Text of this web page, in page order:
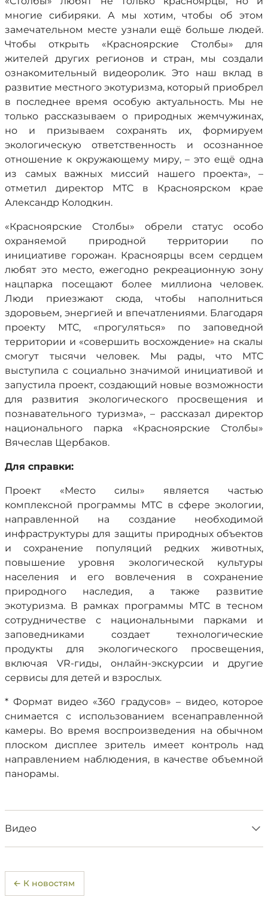
многие сибиряки. А мы хотим, чтобы об этом
замечательном месте узнали ещё больше людей.
Чтобы открыть «Красноярские Столбы» для
жителей других регионов и стран, мы создали
ознакомительный видеоролик. Это наш вклад в
развитие местного экотуризма, который приобрел
в последнее время особую актуальность. Мы не
только рассказываем о природных жемчужинах,
но и призываем сохранять их, формируем
экологическую ответственность и осознанное
отношение к окружающему миру, – это ещё одна
из самых важных миссий нашего проекта», –
отметил директор МТС в Красноярском крае
Александр Колодкин.
«Красноярские Столбы» обрели статус особо
охраняемой природной территории по
инициативе горожан. Красноярцы всем сердцем
любят это место, ежегодно рекреационную зону
нацпарка посещают более миллиона человек.
Люди приезжают сюда, чтобы наполниться
здоровьем, энергией и впечатлениями. Благодаря
проекту МТС, «прогуляться» по заповедной
территории и «совершить восхождение» на скалы
смогут тысячи человек. Мы рады, что МТС
выступила с социально значимой инициативой и
запустила проект, создающий новые возможности
для развития экологического просвещения и
познавательного туризма», – рассказал директор
национального парка «Красноярские Столбы»
Вячеслав Щербаков.
Для справки:
Проект «Место силы» является частью
комплексной программы МТС в сфере экологии,
направленной на создание необходимой
инфраструктуры для защиты природных объектов
и сохранение популяций редких животных,
повышение уровня экологической культуры
населения и его вовлечения в сохранение
природного наследия, а также развитие
экотуризма. В рамках программы МТС в тесном
сотрудничестве с национальными парками и
заповедниками создает технологические
продукты для экологического просвещения,
включая VR-гиды, онлайн-экскурсии и другие
сервисы для детей и взрослых.
* Формат видео «360 градусов» – видео, которое
снимается с использованием всенаправленной
камеры. Во время воспроизведения на обычном
плоском дисплее зритель имеет контроль над
направлением наблюдения, в качестве объемной
панорамы.
Видео
← К новостям